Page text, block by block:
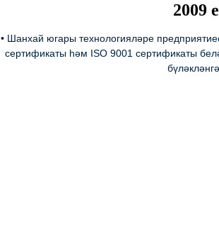
2009
• Шанхай югары технологияләре
сертификаты һәм ISO 9001 сертификаты